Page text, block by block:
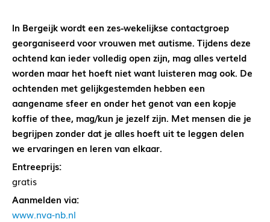
In Bergeijk wordt een zes-wekelijkse contactgroep
georganiseerd voor vrouwen met autisme. Tijdens deze
ochtend kan ieder volledig open zijn, mag alles verteld
worden maar het hoeft niet want luisteren mag ook. De
ochtenden met gelijkgestemden hebben een
aangename sfeer en onder het genot van een kopje
koffie of thee, mag/kun je jezelf zijn. Met mensen die je
begrijpen zonder dat je alles hoeft uit te leggen delen
we ervaringen en leren van elkaar.
Entreeprijs:
gratis
Aanmelden via:
www.nva-nb.nl